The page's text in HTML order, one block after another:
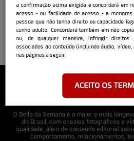
a confirmação acima exigida e concordará em
acesso - ou facilidade de acesso - a
pessoa que não tenha direito ou capacidade
cunho adulto. Concordará também em não
ou, de qualquer maneira, infringir direitos
associados ao conteúdo (incluindo áudio,
nas páginas a seguir.
ACEITO OS
Sobre o
O Bella da Semana é a maior e mais
do Brasil, com ensaios fotográficos e
qualidade, além de conteúdo editorial
comportamento, relacionamentos,